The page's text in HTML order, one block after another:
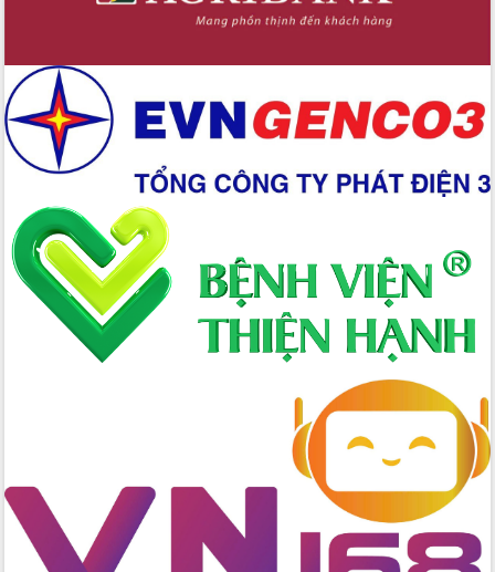
chuyển đổi số
Hồ Thị Nguyên Thảo làm việc tại Trung
tâm Phục vụ hành chính công xã Ea
Xây dựng nền hành chính số đồng
hành cùng nông dân dân, doanh nghiệp
Giai đoạn 2026-2030, Đắk Lắk phấn
đấu có 77% xã đạt chuẩn nông thôn
mới
Chuyển đổi số 'mở đường' cho nông
nghiệp Đắk Lắk tăng trưởng bứt phá
Triển khai đồng bộ đo đạc, lập hồ sơ
địa chính, hoàn thiện cơ sở dữ liệu đất
Đắk Lắk đẩy mạnh nuôi biển công
nghệ, hướng tới phát triển thủy sản
bền vững